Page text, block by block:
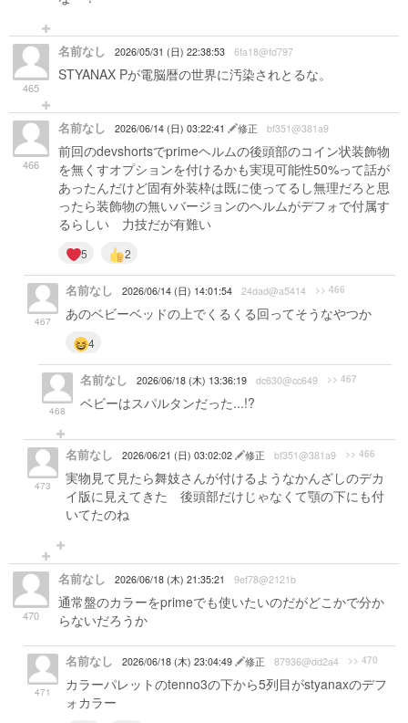
465
名前なし 2026/05/31 (日) 22:38:53 6fa18@fd797
STYANAX Pが電脳暦の世界に汚染されとるな。
466
名前なし 2026/06/14 (日) 03:22:41 修正 bf351@381a9
前回のdevshortsでprimeヘルムの後頭部のコイン状装飾物
を無くすオプションを付けるかも実現可能性50%って話が
あったんだけど固有外装枠は既に使ってるし無理だろと思
ったら装飾物の無いバージョンのヘルムがデフォで付属す
るらしい 力技だが有難い
5 2
467
名前なし 2026/06/14 (日) 14:01:54 24dad@a5414 >> 466
あのベビーベッドの上でくるくる回ってそうなやつか
4
468
名前なし 2026/06/18 (木) 13:36:19 dc630@cc649 >> 467
ベビーはスパルタンだった...!?
473
名前なし 2026/06/21 (日) 03:02:02 修正 bf351@381a9 >> 466
実物見て見たら舞妓さんが付けるようなかんざしのデカ
イ版に見えてきた 後頭部だけじゃなくて顎の下にも付
いてたのね
470
名前なし 2026/06/18 (木) 21:35:21 9ef78@2121b
通常盤のカラーをprimeでも使いたいのだがどこかで分か
らないだろうか
471
名前なし 2026/06/18 (木) 23:04:49 修正 87936@dd2a4 >> 470
カラーパレットのtenno3の下から5列目がstyanaxのデフ
ォカラー